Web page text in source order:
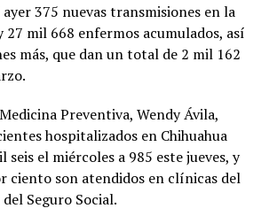
375 nuevas transmisiones en la
mil 668 enfermos acumulados, así
más, que dan un total de 2 mil 162
Preventiva, Wendy Ávila,
hospitalizados en Chihuahua
seis el miércoles a 985 este jueves, y
ciento son atendidos en clínicas del
Seguro Social.